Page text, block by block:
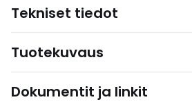
Tekniset tiedot
Tuotekuvaus
Dokumentit ja linkit